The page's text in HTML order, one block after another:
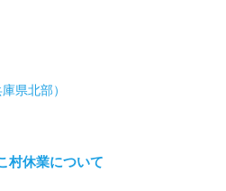
県北部）
村休業について